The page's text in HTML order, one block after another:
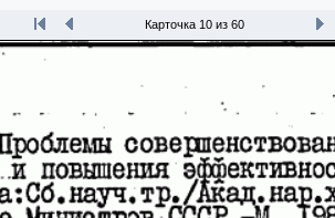
Карточка 10 из 60